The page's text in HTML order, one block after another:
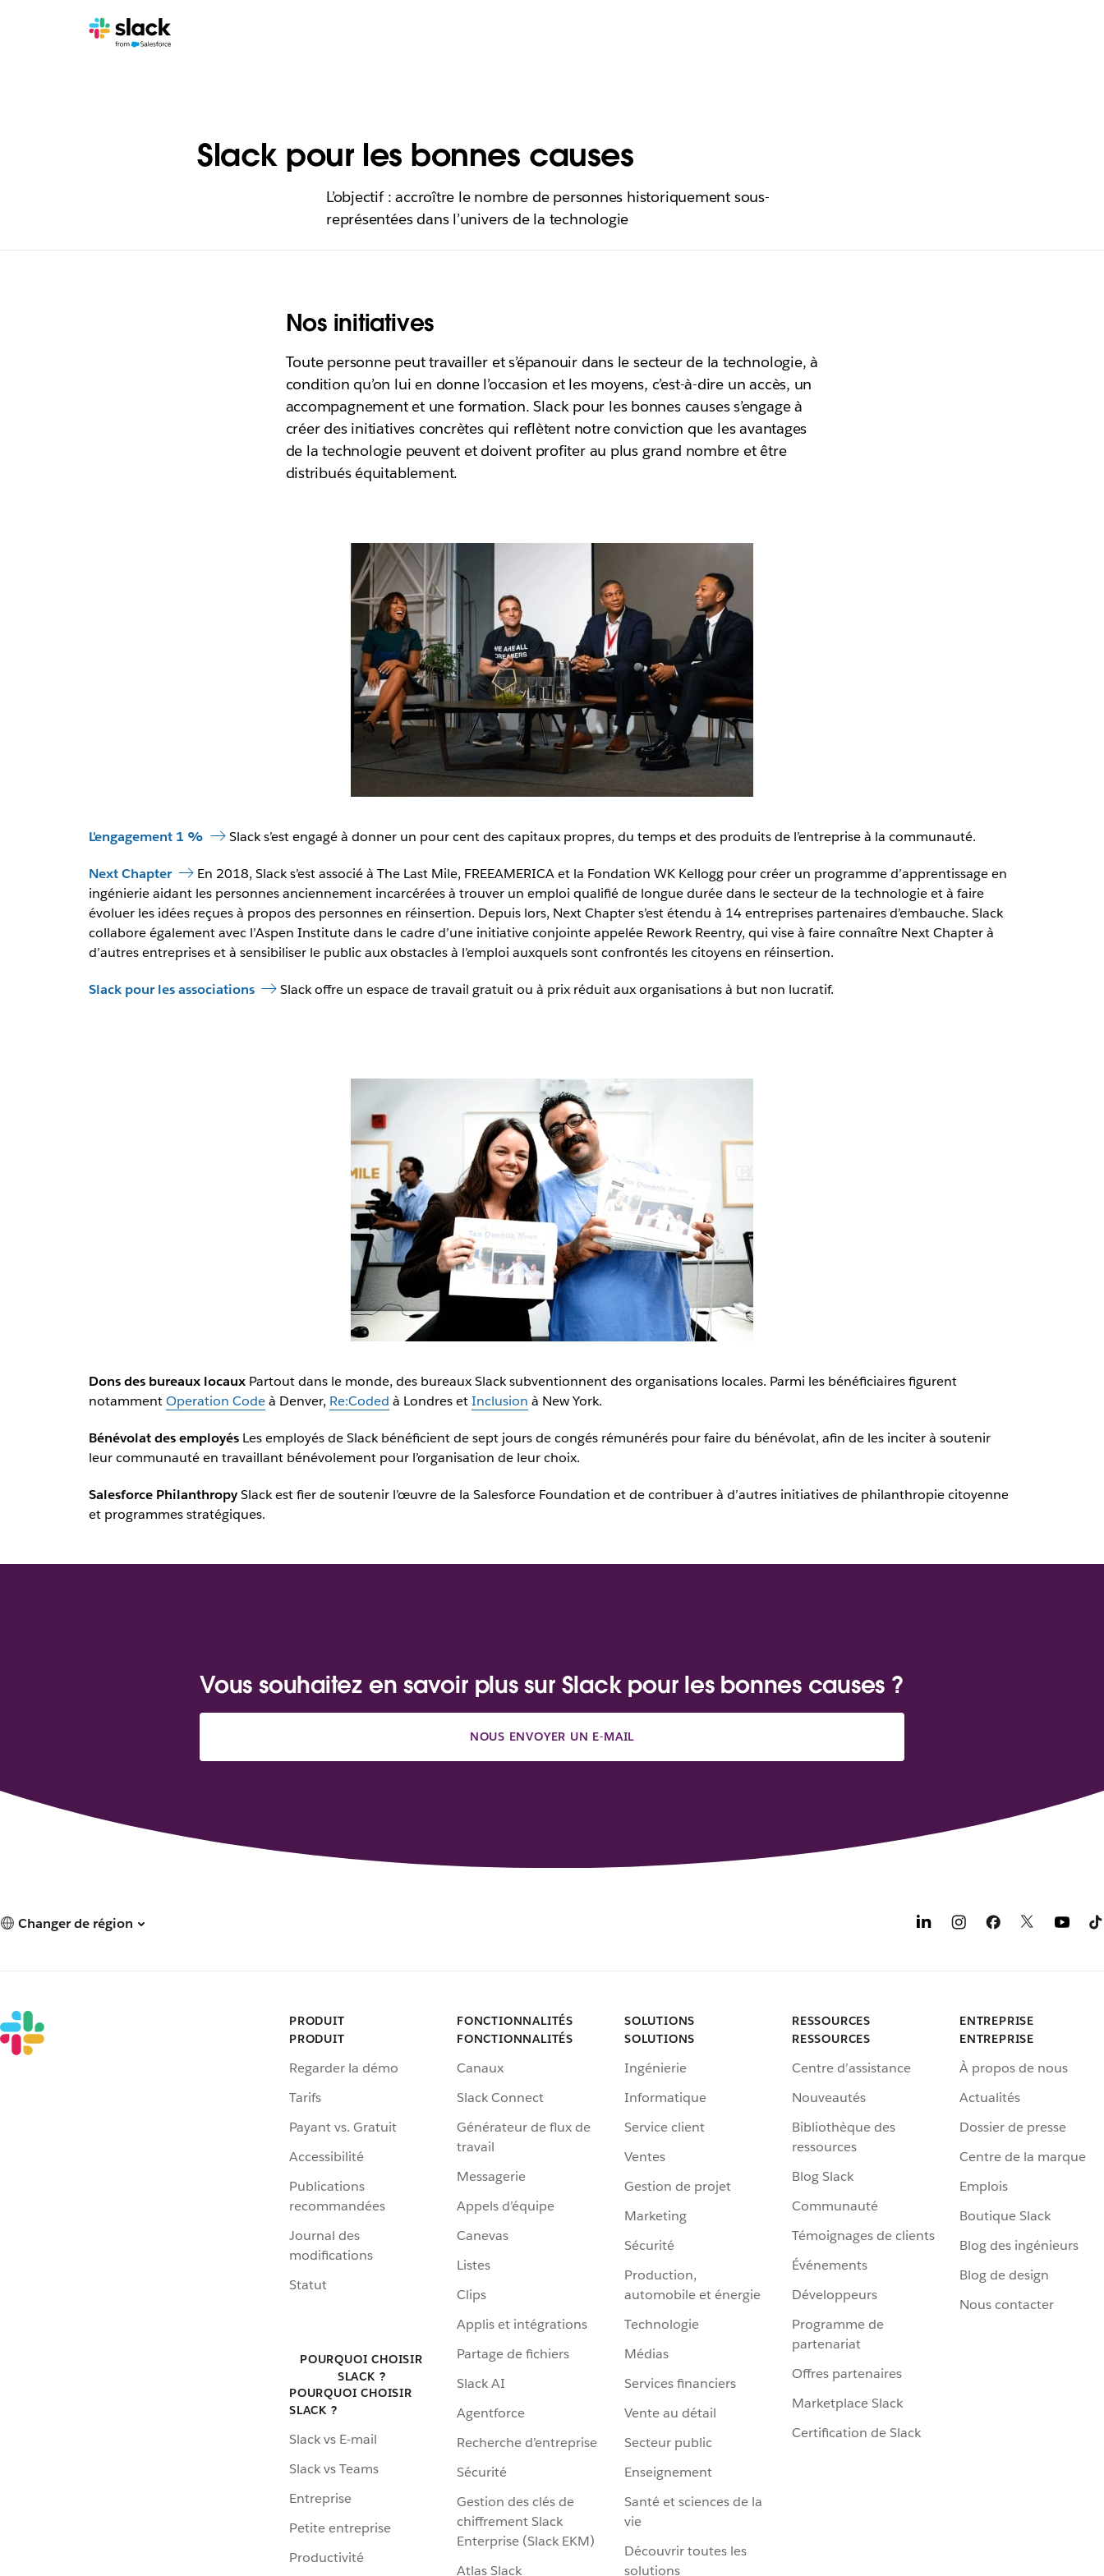
Slack pour les bonnes causes
L’objectif : accroître le nombre de personnes historiquement sous-
représentées dans l’univers de la technologie
Nos initiatives
Toute personne peut travailler et s’épanouir dans le secteur de la technologie, à
condition qu’on lui en donne l’occasion et les moyens, c’est-à-dire un accès, un
accompagnement et une formation. Slack pour les bonnes causes s’engage à
créer des initiatives concrètes qui reflètent notre conviction que les avantages
de la technologie peuvent et doivent profiter au plus grand nombre et être
distribués équitablement.
L'engagement 1 % Slack s’est engagé à donner un pour cent des capitaux propres, du temps et des produits de l’entreprise à la communauté.
Next Chapter
En 2018, Slack s’est associé à The Last Mile, FREEAMERICA et la Fondation WK Kellogg pour créer un programme d’apprentissage en
ingénierie aidant les personnes anciennement incarcérées à trouver un emploi qualifié de longue durée dans le secteur de la technologie et à faire
évoluer les idées reçues à propos des personnes en réinsertion. Depuis lors, Next Chapter s’est étendu à 14 entreprises partenaires d’embauche. Slack
collabore également avec l’Aspen Institute dans le cadre d’une initiative conjointe appelée Rework Reentry, qui vise à faire connaître Next Chapter à
d’autres entreprises et à sensibiliser le public aux obstacles à l’emploi auxquels sont confrontés les citoyens en réinsertion.
Slack pour les associations Slack offre un espace de travail gratuit ou à prix réduit aux organisations à but non lucratif.
Dons des bureaux locaux Partout dans le monde, des bureaux Slack subventionnent des organisations locales. Parmi les bénéficiaires figurent
notammentOperation Codeà Denver, Re:Coded à Londres etInclusion à New York.
Bénévolat des employés Les employés de Slack bénéficient de sept jours de congés rémunérés pour faire du bénévolat, afin de les inciter à soutenir
leur communauté en travaillant bénévolement pour l’organisation de leur choix.
Salesforce Philanthropy Slack est fier de soutenir l’œuvre de la Salesforce Foundation et de contribuer à d’autres initiatives de philanthropie citoyenne
et programmes stratégiques.
Vous souhaitez en savoir plus sur Slack pour les bonnes causes ?
NOUS ENVOYER UN E-MAIL
Changer de région
PRODUIT
PRODUIT
Regarder la démo
Tarifs
Payant vs. Gratuit
Accessibilité
Publications
recommandées
Journal des
modifications
Statut
POURQUOI CHOISIR
SLACK ?
POURQUOI CHOISIR
SLACK ?
Slack vs E-mail
Slack vs Teams
Entreprise
Petite entreprise
Productivité
FONCTIONNALITÉS
FONCTIONNALITÉS
Canaux
Slack Connect
Générateur de flux de
travail
Messagerie
Appels d’équipe
Canevas
Listes
Clips
Applis et intégrations
Partage de fichiers
Slack AI
Agentforce
Recherche d’entreprise
Sécurité
Gestion des clés de
chiffrement Slack
Enterprise (Slack EKM)
Atlas Slack
SOLUTIONS
SOLUTIONS
Ingénierie
Informatique
Service client
Ventes
Gestion de projet
Marketing
Sécurité
Production,
automobile et énergie
Technologie
Médias
Services financiers
Vente au détail
Secteur public
Enseignement
Santé et sciences de la
vie
Découvrir toutes les
solutions
RESSOURCES
RESSOURCES
Centre d’assistance
Nouveautés
Bibliothèque des
ressources
Blog Slack
Communauté
Témoignages de clients
Événements
Développeurs
Programme de
partenariat
Offres partenaires
Marketplace Slack
Certification de Slack
ENTREPRISE
ENTREPRISE
À propos de nous
Actualités
Dossier de presse
Centre de la marque
Emplois
Boutique Slack
Blog des ingénieurs
Blog de design
Nous contacter